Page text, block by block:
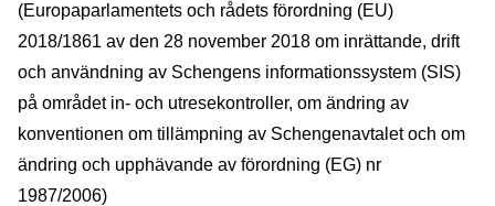
(Europaparlamentets och rådets förordning (EU)
2018/1861 av den 28 november 2018 om inrättande, drift
och användning av Schengens informationssystem (SIS)
på området in- och utresekontroller, om ändring av
konventionen om tillämpning av Schengenavtalet och om
ändring och upphävande av förordning (EG) nr
1987/2006)